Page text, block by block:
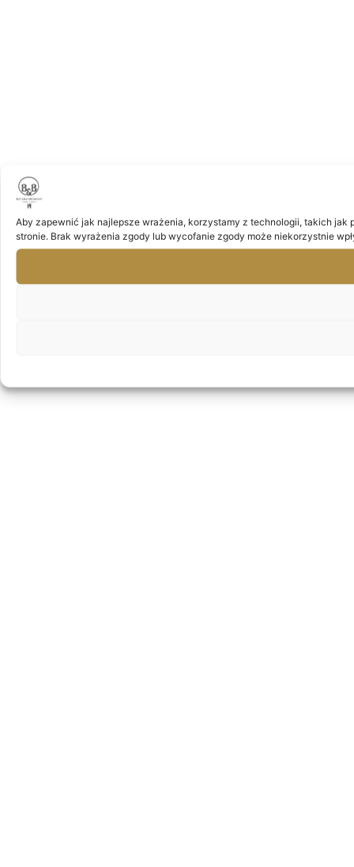
Aby zapewnić jak najlepsze wrażenia, korzystamy z technologii, takich
stronie. Brak wyrażenia zgody lub wycofanie zgody może niekorzystnie